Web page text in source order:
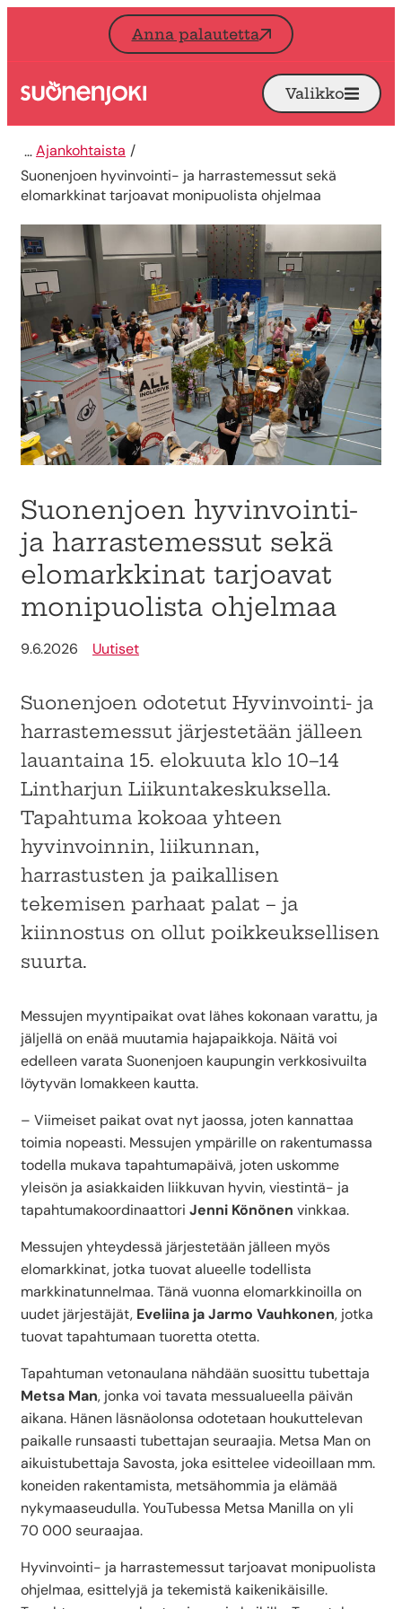
Siirry sisältöön
Anna palautetta
Etusivu Avaa
Valikko
Ajankohtaista
Suonenjoen hyvinvointi- ja harrastemessut sekä
elomarkkinat tarjoavat monipuolista ohjelmaa
Suonenjoen hyvinvointi-
ja harrastemessut sekä
elomarkkinat tarjoavat
monipuolista ohjelmaa
9.6.2026 Uutiset
Suonenjoen odotetut Hyvinvointi- ja
harrastemessut järjestetään jälleen
lauantaina 15. elokuuta klo 10–14
Lintharjun Liikuntakeskuksella.
Tapahtuma kokoaa yhteen
hyvinvoinnin, liikunnan,
harrastusten ja paikallisen
tekemisen parhaat palat – ja
kiinnostus on ollut poikkeuksellisen
suurta.
Messujen myyntipaikat ovat lähes kokonaan varattu, ja
jäljellä on enää muutamia hajapaikkoja. Näitä voi
edelleen varata Suonenjoen kaupungin verkkosivuilta
löytyvän lomakkeen kautta.
– Viimeiset paikat ovat nyt jaossa, joten kannattaa
toimia nopeasti. Messujen ympärille on rakentumassa
todella mukava tapahtumapäivä, joten uskomme
yleisön ja asiakkaiden liikkuvan hyvin, viestintä- ja
tapahtumakoordinaattori Jenni Könönen vinkkaa.
Messujen yhteydessä järjestetään jälleen myös
elomarkkinat, jotka tuovat alueelle todellista
markkinatunnelmaa. Tänä vuonna elomarkkinoilla on
uudet järjestäjät, Eveliina ja Jarmo Vauhkonen, jotka
tuovat tapahtumaan tuoretta otetta.
Tapahtuman vetonaulana nähdään suosittu tubettaja
Metsa Man, jonka voi tavata messualueella päivän
aikana. Hänen läsnäolonsa odotetaan houkuttelevan
paikalle runsaasti tubettajan seuraajia. Metsa Man on
aikuistubettaja Savosta, joka esittelee videoillaan mm.
koneiden rakentamista, metsähommia ja elämää
nykymaaseudulla. YouTubessa Metsa Manilla on yli
70 000 seuraajaa.
Hyvinvointi- ja harrastemessut tarjoavat monipuolista
ohjelmaa, esittelyjä ja tekemistä kaikenikäisille.